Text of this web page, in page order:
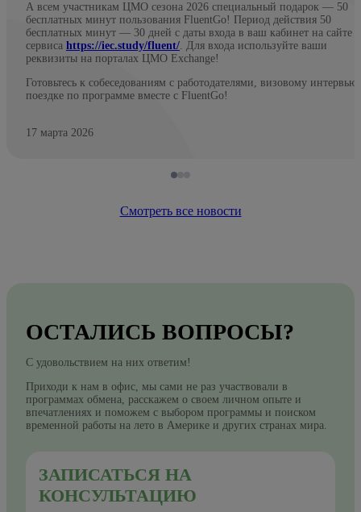
А всем участникам ЦМО сезона 2026 специальный подарок — 50
бесплатных минут пользования FluentGo! Период действия 50
бесплатных минут — 30 дней с даты входа в ваш кабинет на сайте
сервиса https://iec.study/fluent/. Для входа используйте ваши
реквизиты на порталах ЦМО Exchange!
Готовьтесь к собеседованиям с работодателями, визовому интервью
поездке по программе вместе с FluentGo!
17 марта 2026
Смотреть все новости
ОСТАЛИСЬ ВОПРОСЫ?
С удовольствием на них ответим!
Приходи к нам в офис, мы сами не раз участвовали в
программах обмена, расскажем о своем личном опыте и
впечатлениях и поможем с выбором программы и поиском
временной работы на лето в Америке и других странах мира.
ЗАПИСАТЬСЯ НА
КОНСУЛЬТАЦИЮ